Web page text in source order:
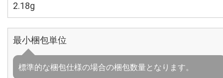
2.18g
最小梱包単位
標準的な梱包仕様の場合の梱包数量となります。